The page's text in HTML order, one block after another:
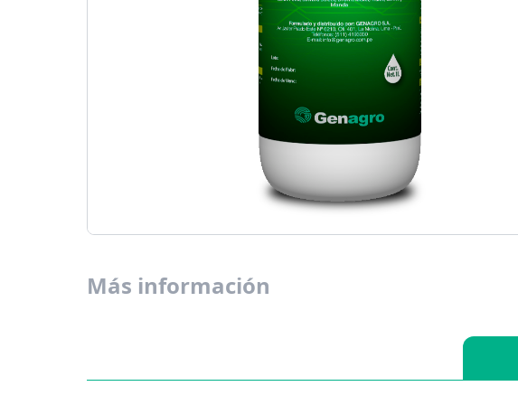
Más información